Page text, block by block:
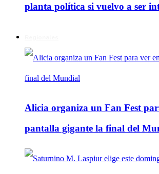
planta política si vuelvo a ser
Alicia organiza un Fan Fest
pantalla gigante la final del